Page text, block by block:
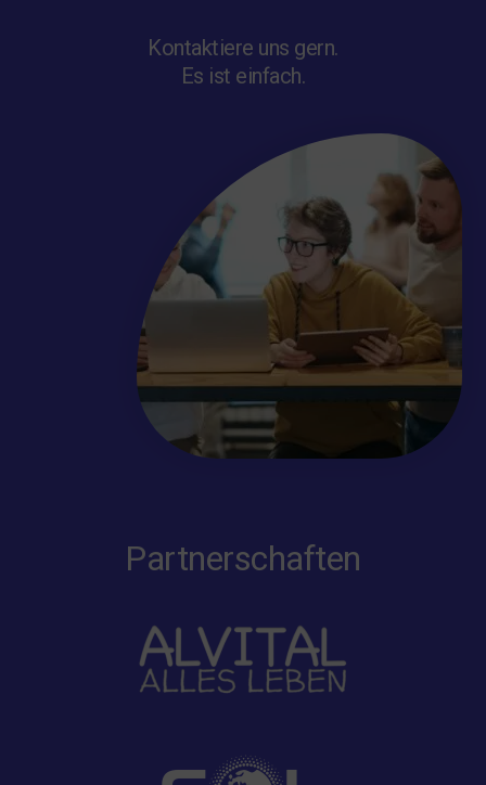
Kontaktiere uns gern.
Es ist einfach.
Partnerschaften